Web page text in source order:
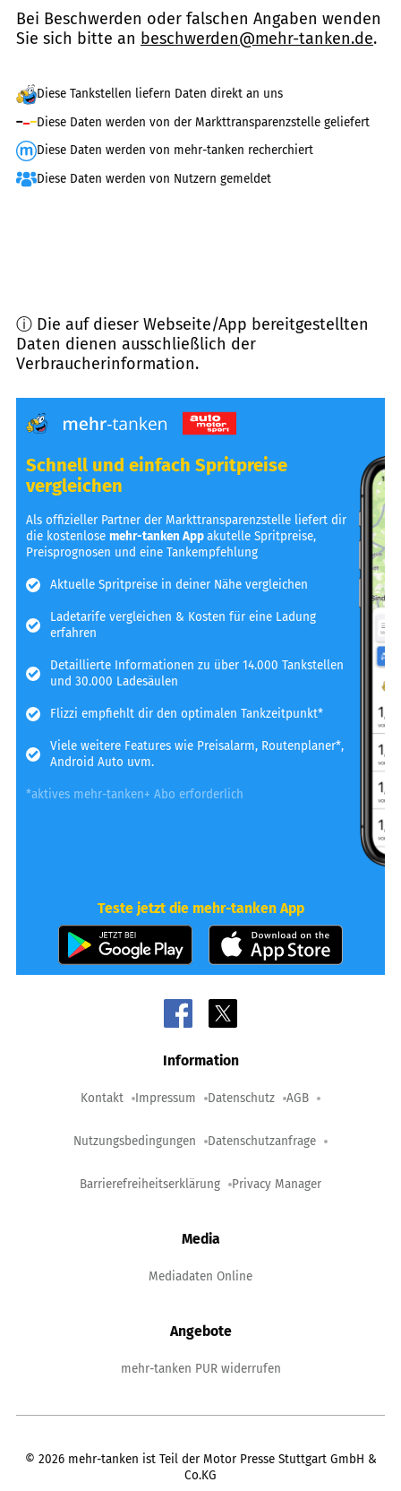
Bei Beschwerden oder falschen Angaben wenden
Sie sich bitte an beschwerden@mehr-tanken.de.
Diese Tankstellen liefern Daten direkt an uns
Diese Daten werden von der Markttransparenzstelle geliefert
Diese Daten werden von mehr-tanken recherchiert
Diese Daten werden von Nutzern gemeldet
ⓘ Die auf dieser Webseite/App bereitgestellten
Daten dienen ausschließlich der
Verbraucherinformation.
Schnell und einfach Spritpreise
vergleichen
Als offizieller Partner der Markttransparenzstelle liefert dir
die kostenlosemehr-tanken Appakutelle Spritpreise,
Preisprognosen und eine Tankempfehlung
Aktuelle Spritpreise in deiner Nähe vergleichen
Ladetarife vergleichen & Kosten für eine Ladung
erfahren
Detaillierte Informationen zu über 14.000 Tankstellen
und 30.000 Ladesäulen
Flizzi empfiehlt dir den optimalen Tankzeitpunkt*
Viele weitere Features wie Preisalarm, Routenplaner*,
Android Auto uvm.
*aktives mehr-tanken+ Abo erforderlich
Teste jetzt die mehr-tanken App
Information
Kontakt Impressum Datenschutz AGB
Nutzungsbedingungen Datenschutzanfrage
Barrierefreiheitserklärung Privacy Manager
Media
Mediadaten Online
Angebote
mehr-tanken PUR widerrufen
© 2026 mehr-tanken ist Teil der Motor Presse Stuttgart GmbH &
Co.KG